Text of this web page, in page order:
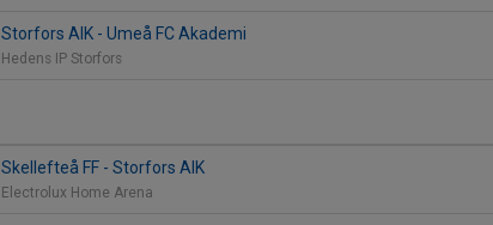
Storfors AIK - Umeå FC Akademi
Hedens IP Storfors
Skellefteå FF - Storfors AIK
Electrolux Home Arena